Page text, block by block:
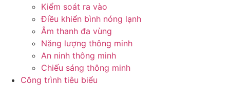
Kiểm soát ra vào
Điều khiển bình nóng lạnh
Âm thanh đa vùng
Năng lượng thông minh
An ninh thông minh
Chiếu sáng thông minh
Công trình tiêu biểu